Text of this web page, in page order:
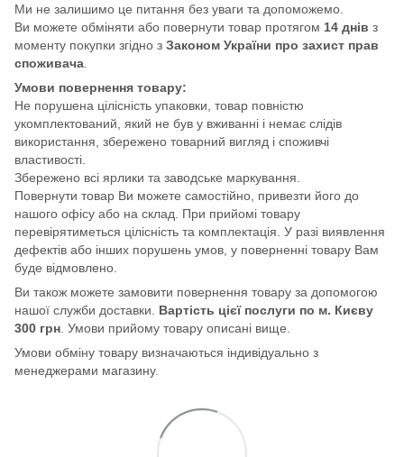
Ми не залишимо це питання без уваги та допоможемо.
Ви можете обміняти або повернути товар протягом 14 днів з
моменту покупки згідно з Законом України про захист прав
споживача
Умови повернення товару:
Не порушена цілісність упаковки, товар повністю
укомплектований, який не був у вживанні і немає слідів
використання, збережено товарний вигляд і споживчі
властивості.
Збережено всі ярлики та заводське маркування.
Повернути товар Ви можете самостійно, привезти його до
нашого офісу або на склад. При прийомі товару
перевірятиметься цілісність та комплектація. У разі виявлення
дефектів або інших порушень умов, у поверненні товару Вам
буде відмовлено.
Ви також можете замовити повернення товару за допомогою
нашої служби доставки. Вартість цієї послуги по м. Києву
300 грн . Умови прийому товару описані вище.
Умови обміну товару визначаються індивідуально з
менеджерами магазину.